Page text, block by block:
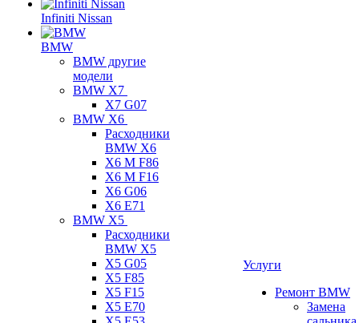
Infiniti Nissan
BMW
BMW другие
модели
BMW X7
X7 G07
BMW X6
Расходники
BMW X6
X6 M F86
X6 M F16
X6 G06
X6 E71
BMW X5
Расходники
BMW X5
X5 G05
X5 F85
X5 F15
X5 E70
Услуги
Ремонт BMW
Замена